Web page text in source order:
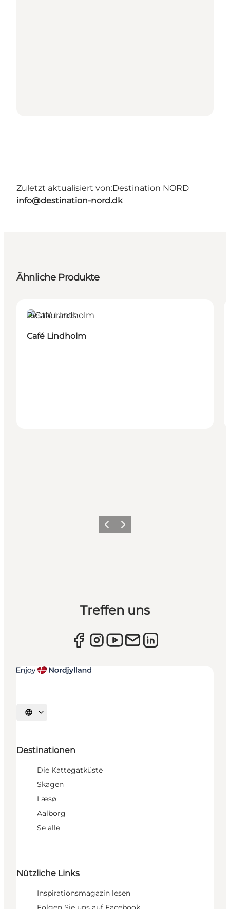
Zuletzt aktualisiert von:Destination NORD
info@destination-nord.dk
Ähnliche Produkte
Restaurants
Café Lindholm
ZurückWeiter
Treffen uns
Sprache auswählen
Destinationen
Die Kattegatküste
Skagen
Læsø
Aalborg
Se alle
Nützliche Links
Inspirationsmagazin lesen